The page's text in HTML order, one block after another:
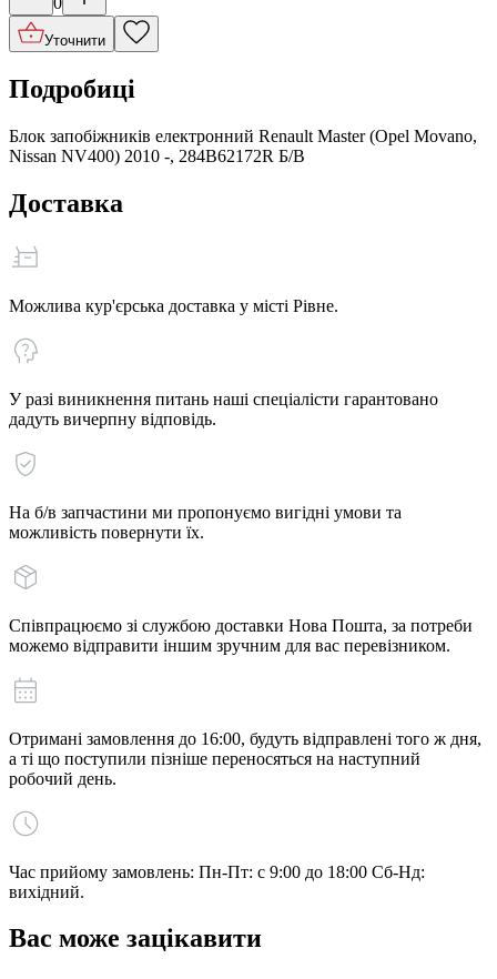
Уточнити
Подробиці
Блок запобіжників електронний Renault Master (Opel Movano,
Nissan NV400) 2010 -, 284B62172R Б/В
Доставка
Можлива кур'єрська доставка у місті Рівне.
У разі виникнення питань наші спеціалісти гарантовано
дадуть вичерпну відповідь.
На б/в запчастини ми пропонуємо вигідні умови та
можливість повернути їх.
Співпрацюємо зі службою доставки Нова Пошта, за потреби
можемо відправити іншим зручним для вас перевізником.
Отримані замовлення до 16:00, будуть відправлені того ж дня,
а ті що поступили пізніше переносяться на наступний
робочий день.
Час прийому замовлень: Пн-Пт: с 9:00 до 18:00 Сб-Нд:
вихідний.
Вас може зацікавити